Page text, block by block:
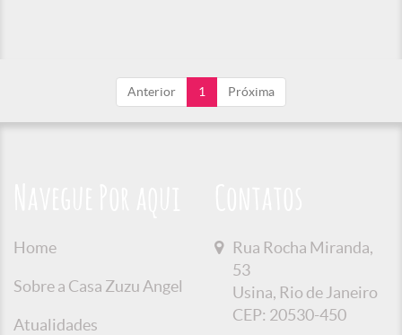
Anterior 1 Próxima
Home
Sobre a Casa Zuzu Angel
Atualidades
Rua Rocha Miranda,
53
Usina, Rio de Janeiro
CEP: 20530-450